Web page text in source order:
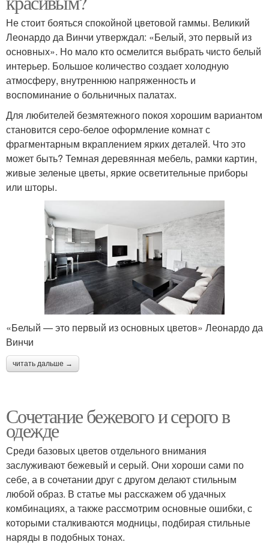
Не стоит бояться спокойной цветовой гаммы. Великий
Леонардо да Винчи утверждал: «Белый, это первый из
основных». Но мало кто осмелится выбрать чисто белый
интерьер. Большое количество создает холодную
атмосферу, внутреннюю напряженность и
воспоминание о больничных палатах.
Для любителей безмятежного покоя хорошим вариантом
становится серо-белое оформление комнат с
фрагментарным вкраплением ярких деталей. Что это
может быть? Темная деревянная мебель, рамки картин,
живые зеленые цветы, яркие осветительные приборы
или шторы.
«Белый — это первый из основных цветов» Леонардо да
Винчи
читать дальше →
Сочетание бежевого и серого в
одежде
Среди базовых цветов отдельного внимания
заслуживают бежевый и серый. Они хороши сами по
себе, а в сочетании друг с другом делают стильным
любой образ. В статье мы расскажем об удачных
комбинациях, а также рассмотрим основные ошибки, с
которыми сталкиваются модницы, подбирая стильные
наряды в подобных тонах.